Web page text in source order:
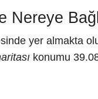
Nereye
yer almakta
konumu